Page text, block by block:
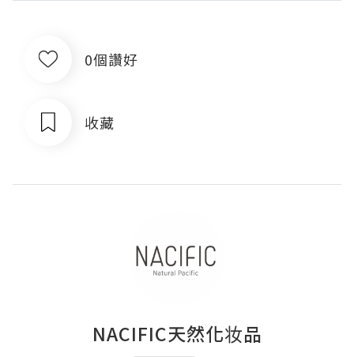
0個讚好
收藏
NACIFIC天然化妆品